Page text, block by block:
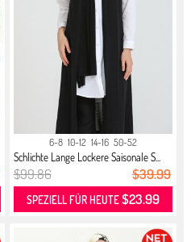
6-8 10-12 14-16 50-52
Schlichte Lange Lockere Saisonale S...
$99.86 $39.99
SPEZIELL FÜR HEUTE$23.99